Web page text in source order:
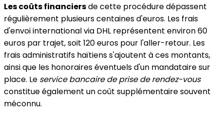
Les coûts financiersde cette procédure dépassent
régulièrement plusieurs centaines d'euros. Les frais
d'envoi international via DHL représentent environ 60
euros par trajet, soit 120 euros pour l'aller-retour. Les
frais administratifs haïtiens s'ajoutent à ces montants,
ainsi que les honoraires éventuels d'un mandataire sur
place. Le service bancaire de prise de rendez-vous
constitue également un coût supplémentaire souvent
méconnu.